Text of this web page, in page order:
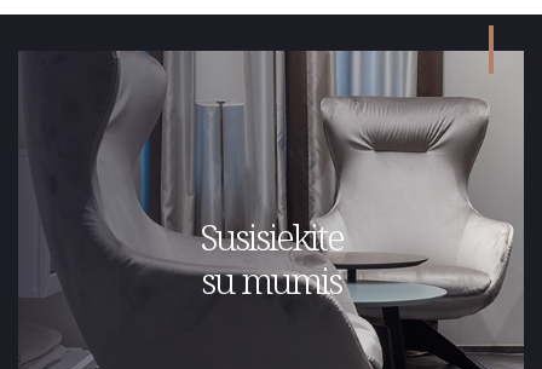
Susisiekite
su mumis